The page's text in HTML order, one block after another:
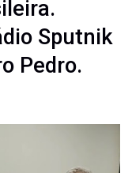
Sputnik
Pedro.